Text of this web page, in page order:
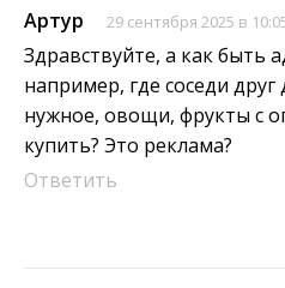
Артур 29 сентября 2025 в
Здравствуйте, а как быть
например, где соседи друг
нужное, овощи, фрукты с
купить? Это реклама?
Ответить